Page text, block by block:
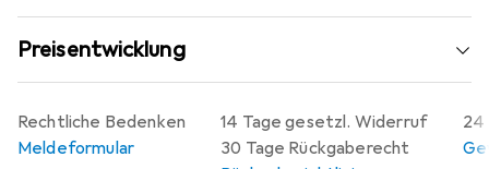
Preisentwicklung
14 Tage gesetzl. Widerruf
30 Tage Rückgaberecht
24
Rechtliche Bedenken
Meldeformular